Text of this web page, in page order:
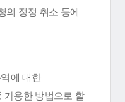
의 정정 취소 등에
에 대한
가용한 방법으로 할